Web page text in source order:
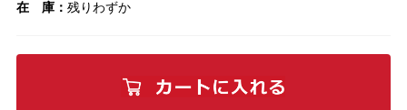
在 庫： 残りわずか